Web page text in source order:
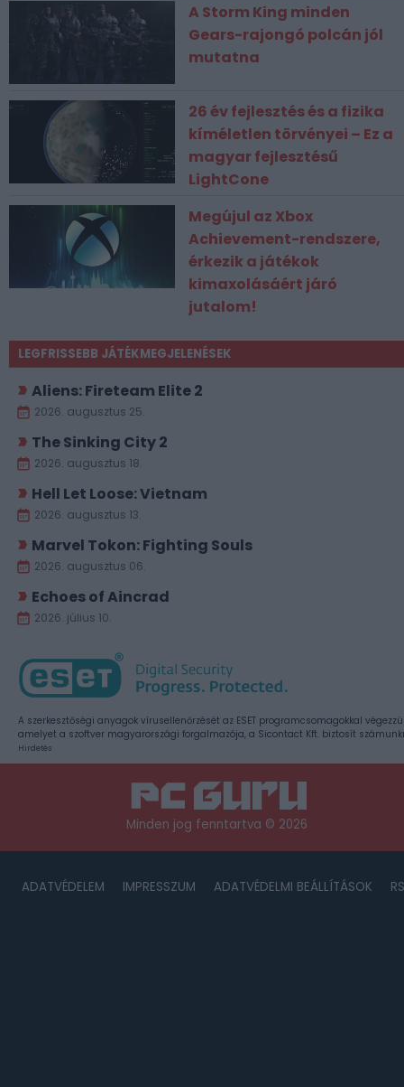
A Storm King minden
Gears-rajongó polcán jól
mutatna
26 év fejlesztés és a fizika
kíméletlen törvényei – Ez a
magyar fejlesztésű
LightCone
Megújul az Xbox
Achievement-rendszere,
érkezik a játékok
kimaxolásáért járó
jutalom!
LEGFRISSEBB JÁTÉKMEGJELENÉSEK
Aliens: Fireteam Elite 2
2026. augusztus 25.
The Sinking City 2
2026. augusztus 18.
Hell Let Loose: Vietnam
2026. augusztus 13.
Marvel Tokon: Fighting Souls
2026. augusztus 06.
Echoes of Aincrad
2026. július 10.
A szerkesztőségi anyagok vírusellenőrzését az ESET programcsomagokkal
amelyet a szoftver magyarországi forgalmazója, a Sicontact Kft. biztosít
Hirdetés
Minden jog fenntartva © 2026
ADATVÉDELEM IMPRESSZUM ADATVÉDELMI BEÁLLÍTÁSOK